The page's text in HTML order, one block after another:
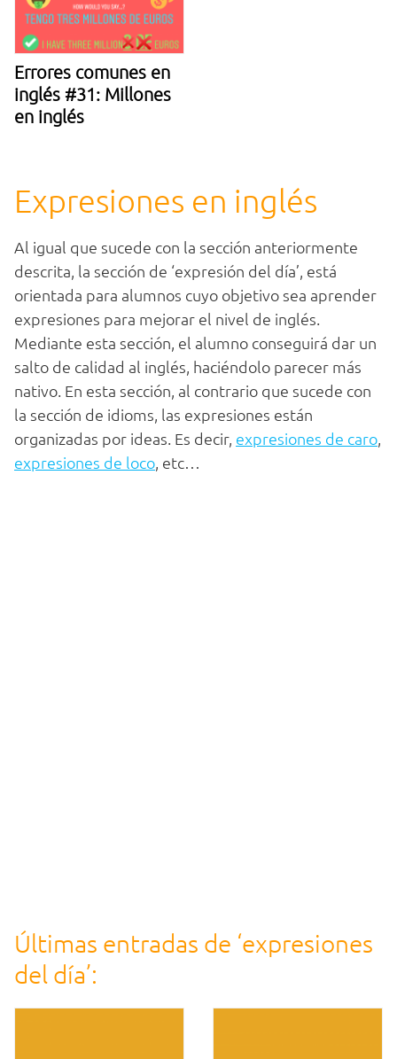
Errores comunes en
inglés #31: Millones
en inglés
Expresiones en inglés
Al igual que sucede con la sección anteriormente
descrita, la sección de ‘expresión del día’, está
orientada para alumnos cuyo objetivo sea aprender
expresiones para mejorar el nivel de inglés.
Mediante esta sección, el alumno conseguirá dar un
salto de calidad al inglés, haciéndolo parecer más
nativo. En esta sección, al contrario que sucede con
la sección de idioms, las expresiones están
organizadas por ideas. Es decir, expresiones de caro,
expresiones de loco, etc…
Últimas entradas de ‘expresiones
del día’: